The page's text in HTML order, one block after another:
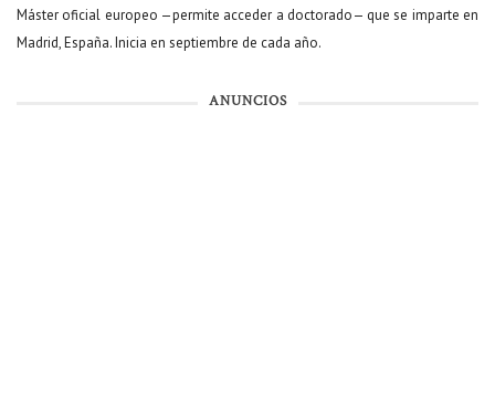
Máster oficial europeo —permite acceder a doctorado— que se imparte en
Madrid, España. Inicia en septiembre de cada año.
ANUNCIOS